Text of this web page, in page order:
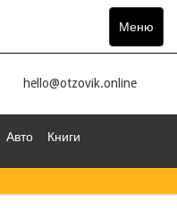
Меню
Toggle
hello@otzovik.online
Авто Книги